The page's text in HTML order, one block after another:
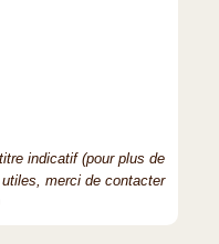
indicatif (pour plus de
merci de contacter